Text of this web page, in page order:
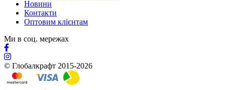
Новини
Контакти
Оптовим клієнтам
Ми в соц. мережах
© Глобалкрафт 2015-2026